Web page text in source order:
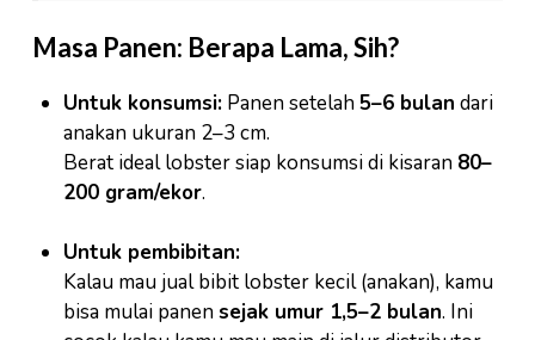
Masa Panen: Berapa Lama, Sih?
Untuk konsumsi:Panen setelah5–6 bulan dari
anakan ukuran 2–3 cm.
Berat ideal lobster siap konsumsi di kisaran 80–
200 gram/ekor.
Untuk pembibitan:
Kalau mau jual bibit lobster kecil (anakan), kamu
bisa mulai panensejak umur 1,5–2 bulan. Ini